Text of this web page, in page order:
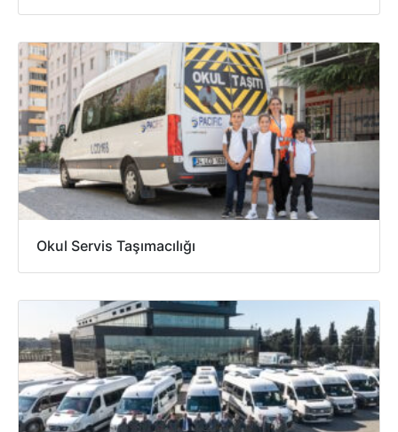
Okul Servis Taşımacılığı